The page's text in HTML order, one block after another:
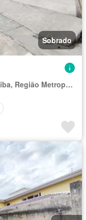
Sobrado
Região Geográfica Imediata de Curitiba, Região Metropolitana de Curitiba